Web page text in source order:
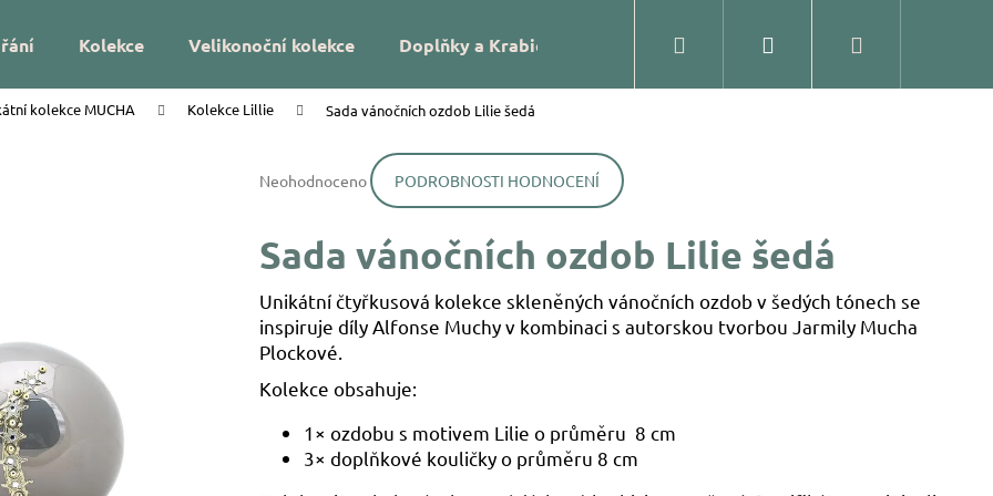
Kolekce Velikonoční kolekce Doplňky a Krabičky Prodejna Kontakty Blog
Přihlášení
kolekce MUCHA Kolekce Lillie Sada vánočních ozdob Lilie šedá
hodnocení
0,0
z
hvězdiček.
Neohodnoceno PODROBNOSTI HODNOCENÍ
Sada vánočních ozdob Lilie šedá
Unikátní čtyřkusová kolekce skleněných vánočních ozdob v šedých tónech se
inspiruje díly Alfonse Muchy v kombinaci s autorskou tvorbou Jarmily Mucha
Plockové.
Kolekce obsahuje:
1× ozdobu s motivem Lilie o průměru 8 cm
3× doplňkové kouličky o průměru 8 cm
Co potřebujete najít?
HLEDAT
DÁREK NA MÍRU – VÁNOČNÍ SKLENĚNÁ
SE JMÉNEM – HVĚZDIČKY
VÁNOČNÍ SKLENĚNÁ OZDOBA – KOULE
UKRYTÉ LÍSTKY